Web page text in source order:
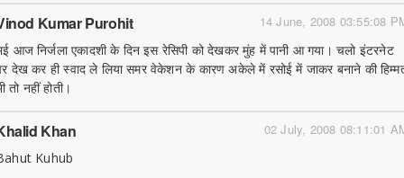
14 June, 2008 03:55:08
Kumar Purohit
आज निर्जला एकादशी के दिन इस रेसिपी को देखकर मुंह में पानी आ गया। चलो इंटरनेट
देख कर ही स्वाद ले लिया समर वेकेशन के कारण अकेले में रसोई में जाकर बनाने की
तो नहीं होती।
02 July, 2008 08:11:01
Khan
Kuhub